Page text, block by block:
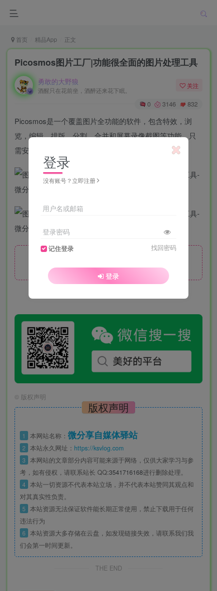
首页 精品App 正文
Picosmos图片工厂|功能很全面的图片处理工具
勇敢的大野狼
酒醒只在花前坐，酒醉还来花下眠。
关注
0 3146 832
Picosmos是一个覆盖图片全功能的软件，包含特效，浏
览，编辑，排版，分割，合并和屏幕录像截图等功能，只
需安装它一个就足够应付几乎所有情况。
© 版权声明
版权声明
1 本网站名称： 微分享自媒体驿站
2 本站永久网址： https://ksvlog.com
3 本网站的文章部分内容可能来源于网络，仅供大家学习与参
考，如有侵权，请联系站长 QQ:3541716168进行删除处理。
4 本站一切资源不代表本站立场，并不代表本站赞同其观点和
对其真实性负责。
5 本站资源无法保证软件能长期正常使用，禁止下载用于任何
违法行为
6 本站资源大多存储在云盘，如发现链接失效，请联系我们我
们会第一时间更新。
THE END
登录
没有账号？立即注册
用户名或邮箱
登录密码
记住登录 找回密码
登录